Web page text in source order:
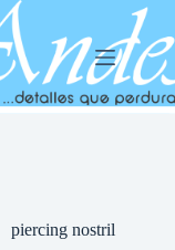
piercing nostril